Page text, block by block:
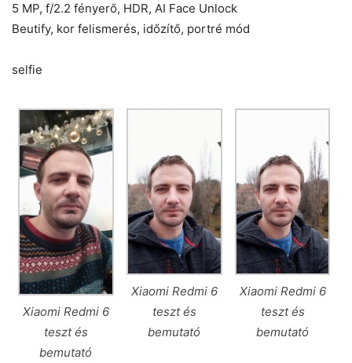
5 MP, f/2.2 fényerő, HDR, AI Face Unlock
Beutify, kor felismerés, időzítő, portré mód
selfie
Xiaomi Redmi 6
teszt és
bemutató
Xiaomi Redmi 6
teszt és
bemutató
Xiaomi Redmi 6
teszt és
bemutató